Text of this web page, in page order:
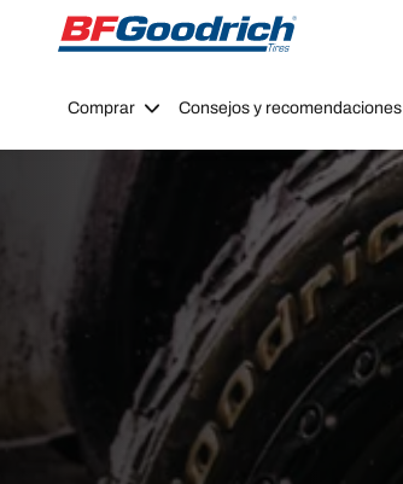
Go to page content
Go to page navigation
Comprar Consejos y recomendaciones